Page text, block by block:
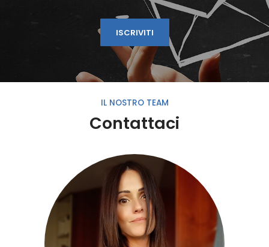
ISCRIVITI
IL NOSTRO TEAM
Contattaci